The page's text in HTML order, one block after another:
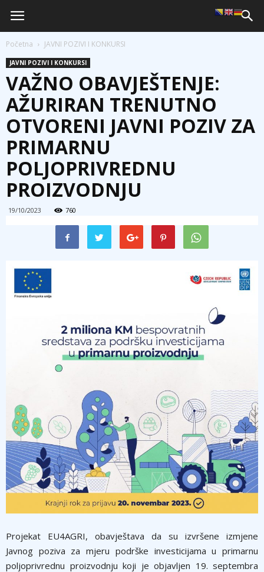
Početna JAVNI POZIVI I KONKURSI
JAVNI POZIVI I KONKURSI
VAŽNO OBAVJEŠTENJE:
AŽURIRAN TRENUTNO
OTVORENI JAVNI POZIV ZA
PRIMARNU
POLJOPRIVREDNU
PROIZVODNJU
19/10/2023 760
Projekat EU4AGRI, obavještava da su izvršene izmjene
Javnog poziva za mjeru podrške investicijama u primarnu
poljoprivrednu proizvodnju koji je objavljen 19. septembra